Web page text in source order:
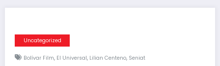
Uncategorized
Bolívar Film, El Universal, Lilian Centeno, Seniat